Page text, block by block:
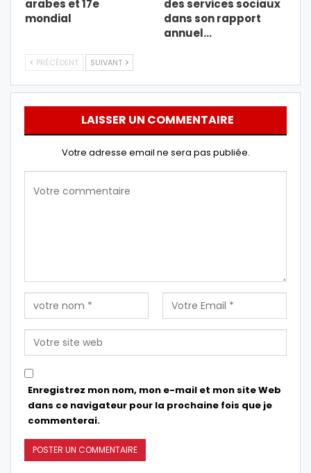
arabes et 17e
mondial
des services sociaux
dans son rapport
annuel…
PRÉCÉDENT SUIVANT
LAISSER UN COMMENTAIRE
Votre adresse email ne sera pas publiée.
Enregistrez mon nom, mon e-mail et mon site Web
dans ce navigateur pour la prochaine fois que je
commenterai.